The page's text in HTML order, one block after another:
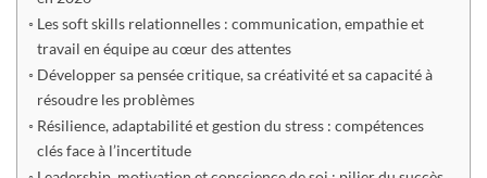
Les soft skills relationnelles : communication, empathie et
travail en équipe au cœur des attentes
Développer sa pensée critique, sa créativité et sa capacité à
résoudre les problèmes
Résilience, adaptabilité et gestion du stress : compétences
clés face à l’incertitude